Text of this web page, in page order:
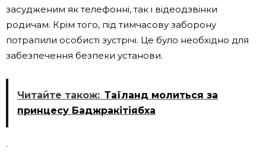
засудженим як телефонні, так і відеодзвінки
родичам. Крім того, під тимчасову заборону
потрапили особисті зустрічі. Це було необхідно для
забезпечення безпеки установи.
Читайте також: Таїланд молиться за
принцесу Баджракітіябха
.